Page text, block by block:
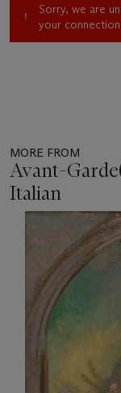
Sorry, we are
your connection.
MORE FROM
Avant-
Italian
Item